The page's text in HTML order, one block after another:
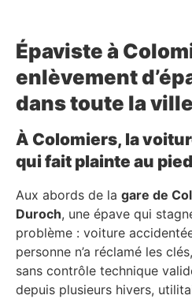
Épaviste à
enlèvement
dans toute la ville
À Colomiers, la
qui fait plainte au
Aux abords de la gare de
Duroch, une épave qui
problème : voiture
personne n’a réclamé les
sans contrôle technique
depuis plusieurs hivers,